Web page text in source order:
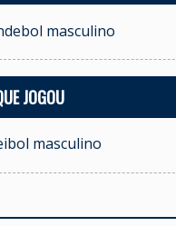
masculino
JOGOU
masculino